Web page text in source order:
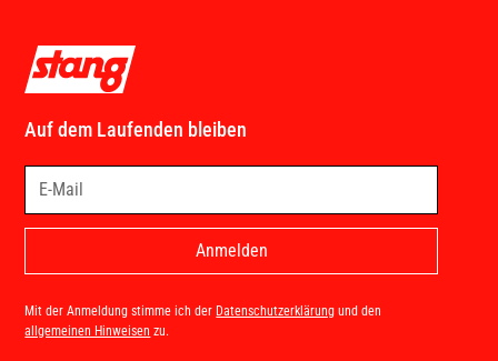
Auf dem Laufenden bleiben
Mit der Anmeldung stimme ich der Datenschutzerklärung und den
allgemeinen Hinweisen zu.